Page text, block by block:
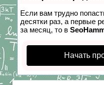
Если вам трудно
десятки раз, а первые
за месяц, то в
Начать